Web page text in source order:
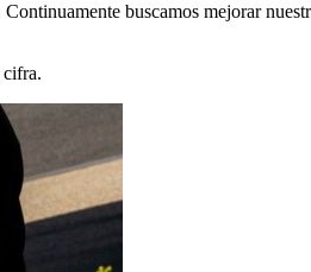
buscamos mejorar
cifra.